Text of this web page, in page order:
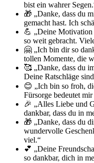
bist ein wahrer
🎁 „Danke, dass du
gemacht hast. Ich
💪 „Deine Motivation
so weit gebracht.
🤗 „Ich bin dir so
tollen Momente, die
🥰 „Danke, dass du
Deine Ratschläge
😊 „Ich bin so froh,
Fürsorge bedeutet
🎉 „Alles Liebe und
dankbar, dass du in
🎁 „Danke, dass du
wundervolle
viel.“
💕 „Deine
so dankbar, dich in